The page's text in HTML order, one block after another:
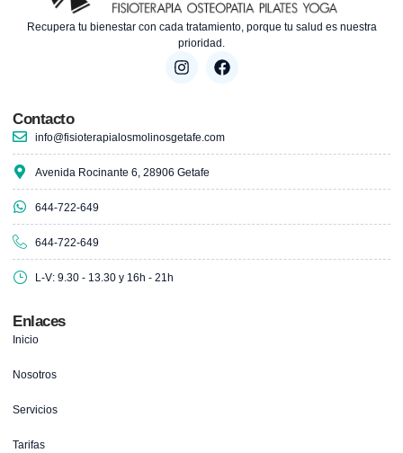
Recupera tu bienestar con cada tratamiento, porque tu salud es nuestra
prioridad.
Contacto
info@fisioterapialosmolinosgetafe.com
Avenida Rocinante 6, 28906 Getafe
644-722-649
644-722-649
L-V: 9.30 - 13.30 y 16h - 21h
Enlaces
Inicio
Nosotros
Servicios
Tarifas